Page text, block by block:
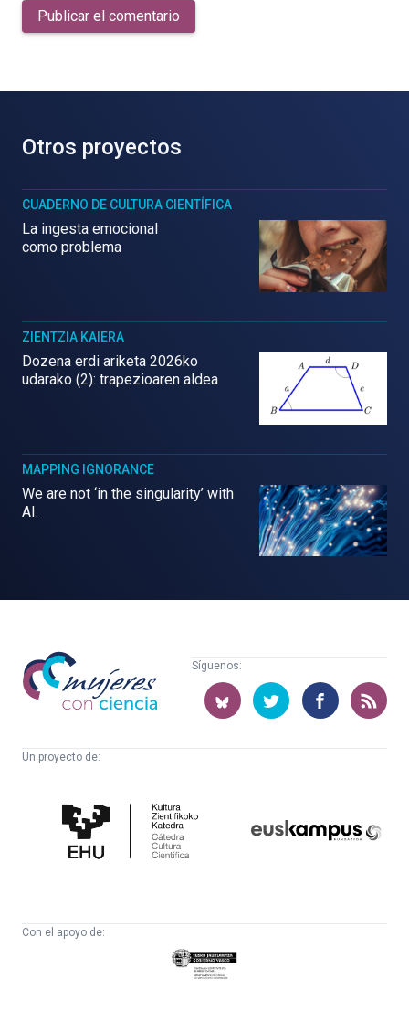
Publicar el comentario
Otros proyectos
CUADERNO DE CULTURA CIENTÍFICA
La ingesta emocional
como problema
ZIENTZIA KAIERA
Dozena erdi ariketa 2026ko
udarako (2): trapezioaren aldea
MAPPING IGNORANCE
We are not ‘in the singularity’ with
AI.
Mujeres
con
ciencia
Síguenos:
Un proyecto de:
Cultura
Científica
Con el apoyo de:
Eusko
Jaurlaritza